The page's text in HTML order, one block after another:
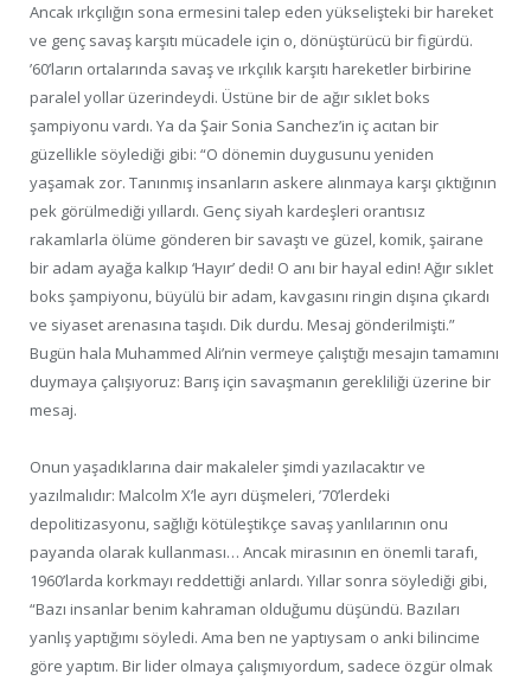
Ancak ırkçılığın sona ermesini talep eden yükselişteki bir hareket
ve genç savaş karşıtı mücadele için o, dönüştürücü bir figürdü.
’60’ların ortalarında savaş ve ırkçılık karşıtı hareketler birbirine
paralel yollar üzerindeydi. Üstüne bir de ağır sıklet boks
şampiyonu vardı. Ya da Şair Sonia Sanchez’in iç acıtan bir
güzellikle söylediği gibi: “O dönemin duygusunu yeniden
yaşamak zor. Tanınmış insanların askere alınmaya karşı çıktığının
pek görülmediği yıllardı. Genç siyah kardeşleri orantısız
rakamlarla ölüme gönderen bir savaştı ve güzel, komik, şairane
bir adam ayağa kalkıp ‘Hayır’ dedi! O anı bir hayal edin! Ağır sıklet
boks şampiyonu, büyülü bir adam, kavgasını ringin dışına çıkardı
ve siyaset arenasına taşıdı. Dik durdu. Mesaj gönderilmişti.”
Bugün hala Muhammed Ali’nin vermeye çalıştığı mesajın tamamını
duymaya çalışıyoruz: Barış için savaşmanın gerekliliği üzerine bir
mesaj.
Onun yaşadıklarına dair makaleler şimdi yazılacaktır ve
yazılmalıdır: Malcolm X’le ayrı düşmeleri, ’70’lerdeki
depolitizasyonu, sağlığı kötüleştikçe savaş yanlılarının onu
payanda olarak kullanması… Ancak mirasının en önemli tarafı,
1960’larda korkmayı reddettiği anlardı. Yıllar sonra söylediği gibi,
“Bazı insanlar benim kahraman olduğumu düşündü. Bazıları
yanlış yaptığımı söyledi. Ama ben ne yaptıysam o anki bilincime
göre yaptım. Bir lider olmaya çalışmıyordum, sadece özgür olmak